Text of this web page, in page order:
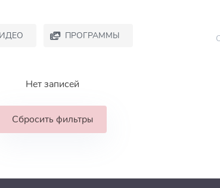
ПРОГРАММЫ
Нет записей
Сбросить фильтры